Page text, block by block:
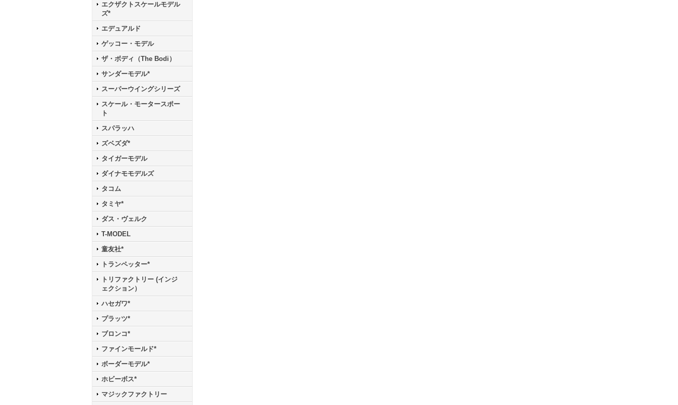
エクザクトスケールモデル
ズ*
エデュアルド
ゲッコー・モデル
ザ・ボディ（The Bodi）
サンダーモデル*
スーパーウイングシリーズ
スケール・モータースポー
ト
スパラッハ
ズベズダ*
タイガーモデル
ダイナモモデルズ
タコム
タミヤ*
ダス・ヴェルク
T-MODEL
童友社*
トランペッター*
トリファクトリー (インジ
ェクション）
ハセガワ*
プラッツ*
ブロンコ*
ファインモールド*
ボーダーモデル*
ホビーボス*
マジックファクトリー